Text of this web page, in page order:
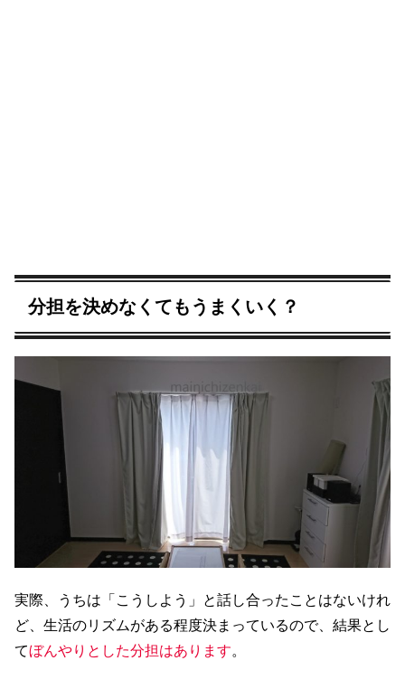
分担を決めなくてもうまくいく？
実際、うちは「こうしよう」と話し合ったことはないけれ
ど、生活のリズムがある程度決まっているので、結果とし
てぼんやりとした分担はあります。